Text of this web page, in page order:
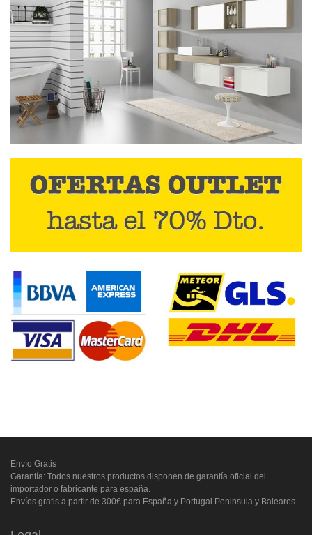
Envío Gratis
Garantía: Todos nuestros productos disponen de garantía oficial del
importador o fabricante para españa.
Envíos gratis a partir de 300€ para España y Portugal Peninsula y Baleares.